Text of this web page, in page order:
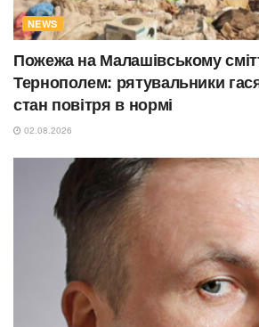
NEWS
Пожежа на Малашівському
Тернополем: рятувальники
стан повітря в нормі
02.08.2026